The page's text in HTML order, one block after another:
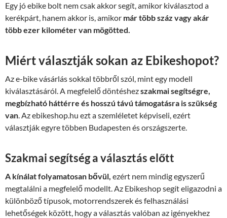
Egy jó ebike bolt nem csak akkor segít, amikor kiválasztod a
kerékpárt, hanem akkor is, amikor már több száz vagy akár
több ezer kilométer van mögötted.
Miért választják sokan az Ebikeshopot?
Az e-bike vásárlás sokkal többről szól, mint egy modell
kiválasztásáról. A megfelelő döntéshezszakmai segítségre,
megbízható háttérre és hosszú távú támogatásra is szükség
van. Az ebikeshop.hu ezt a szemléletet képviseli, ezért
választják egyre többen Budapesten és országszerte.
Szakmai segítség a választás előtt
A kínálat folyamatosan bővül, ezért nem mindig egyszerű
megtalálni a megfelelő modellt. Az Ebikeshop segít eligazodni a
különböző típusok, motorrendszerek és felhasználási
lehetőségek között, hogy a választás valóban az igényekhez